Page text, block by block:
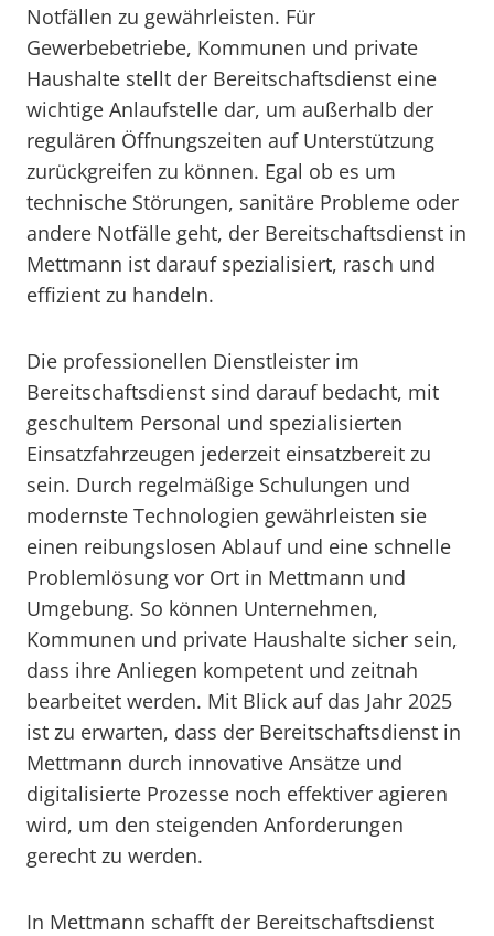
Notfällen zu gewährleisten. Für
Gewerbebetriebe, Kommunen und private
Haushalte stellt der Bereitschaftsdienst eine
wichtige Anlaufstelle dar, um außerhalb der
regulären Öffnungszeiten auf Unterstützung
zurückgreifen zu können. Egal ob es um
technische Störungen, sanitäre Probleme oder
andere Notfälle geht, der Bereitschaftsdienst in
Mettmann ist darauf spezialisiert, rasch und
effizient zu handeln.
Die professionellen Dienstleister im
Bereitschaftsdienst sind darauf bedacht, mit
geschultem Personal und spezialisierten
Einsatzfahrzeugen jederzeit einsatzbereit zu
sein. Durch regelmäßige Schulungen und
modernste Technologien gewährleisten sie
einen reibungslosen Ablauf und eine schnelle
Problemlösung vor Ort in Mettmann und
Umgebung. So können Unternehmen,
Kommunen und private Haushalte sicher sein,
dass ihre Anliegen kompetent und zeitnah
bearbeitet werden. Mit Blick auf das Jahr 2025
ist zu erwarten, dass der Bereitschaftsdienst in
Mettmann durch innovative Ansätze und
digitalisierte Prozesse noch effektiver agieren
wird, um den steigenden Anforderungen
gerecht zu werden.
In Mettmann schafft der Bereitschaftsdienst